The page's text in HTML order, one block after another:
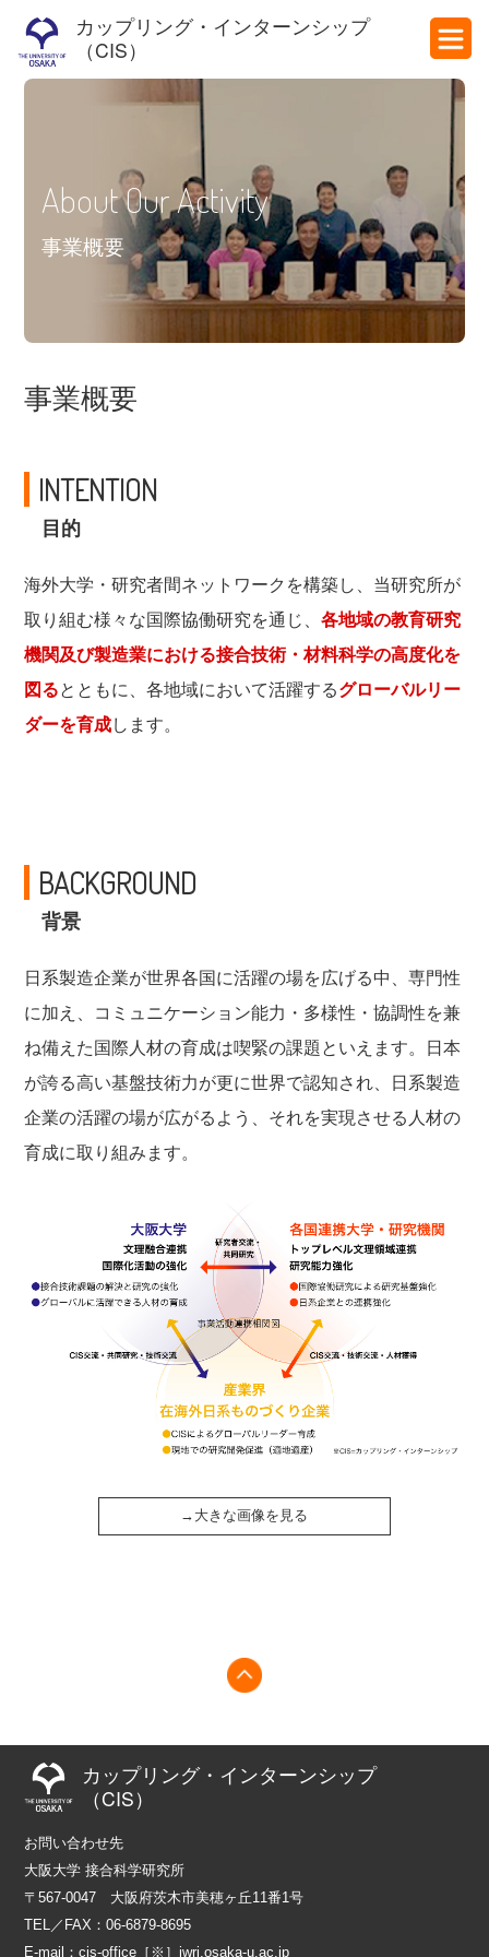
カップリング・インターンシップ
（CIS）
About Our Activity
事業概要
事業概要
INTENTION
目的
海外大学・研究者間ネットワークを構築し、当研究所が
取り組む様々な国際協働研究を通じ、各地域の教育研究
機関及び製造業における接合技術・材料科学の高度化を
図るとともに、各地域において活躍するグローバルリー
ダーを育成します。
BACKGROUND
背景
日系製造企業が世界各国に活躍の場を広げる中、専門性
に加え、コミュニケーション能力・多様性・協調性を兼
ね備えた国際人材の育成は喫緊の課題といえます。日本
が誇る高い基盤技術力が更に世界で認知され、日系製造
企業の活躍の場が広がるよう、それを実現させる人材の
育成に取り組みます。
→大きな画像を見る
カップリング・インターンシップ
（CIS）
お問い合わせ先
大阪大学 接合科学研究所
〒567-0047 大阪府茨木市美穂ヶ丘11番1号
TEL／FAX：06-6879-8695
E-mail：cis-office［※］jwri.osaka-u.ac.jp